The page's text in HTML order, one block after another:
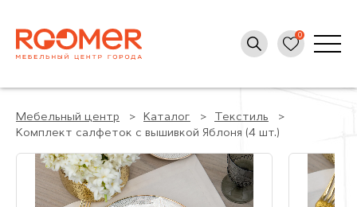
Мебельный центр Каталог
Текстиль
Комплект салфеток с вышивкой Яблоня (4 шт.)